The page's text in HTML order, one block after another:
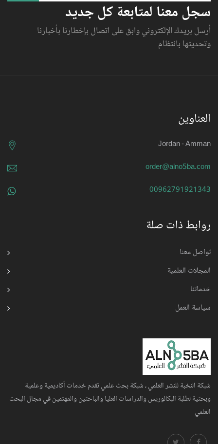
سجل معنا لمتابعة كل جديد
أرسل بريدك الإلكتروني وابق على اتصال بإخطارنا بأخبارنا
وتحديثها بانتظام
العناوين
Jordan - Amman
order@alno5ba.com
00962791921343
روابط ذات صلة
تواصل معنا
المجلات العلمية
خدماتنا
سياسة العمل
شبكة النخبة للنشر العلمي ، شبكة بحث علمي تقدم خدمات أكاديمية وعلمية
وبحثية لطلبة البكالوريس والدراسات العليا والباحثين والمهتمين في مجال البحث
العلمي